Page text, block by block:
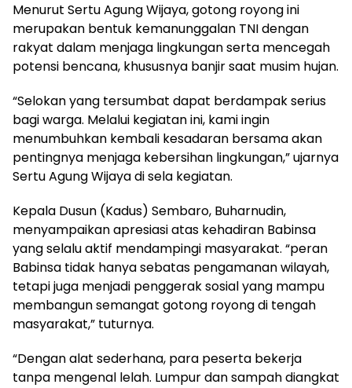
Menurut Sertu Agung Wijaya, gotong royong ini
merupakan bentuk kemanunggalan TNI dengan
rakyat dalam menjaga lingkungan serta mencegah
potensi bencana, khususnya banjir saat musim hujan.
“Selokan yang tersumbat dapat berdampak serius
bagi warga. Melalui kegiatan ini, kami ingin
menumbuhkan kembali kesadaran bersama akan
pentingnya menjaga kebersihan lingkungan,” ujarnya
Sertu Agung Wijaya di sela kegiatan.
Kepala Dusun (Kadus) Sembaro, Buharnudin,
menyampaikan apresiasi atas kehadiran Babinsa
yang selalu aktif mendampingi masyarakat. “peran
Babinsa tidak hanya sebatas pengamanan wilayah,
tetapi juga menjadi penggerak sosial yang mampu
membangun semangat gotong royong di tengah
masyarakat,” tuturnya.
“Dengan alat sederhana, para peserta bekerja
tanpa mengenal lelah. Lumpur dan sampah diangkat